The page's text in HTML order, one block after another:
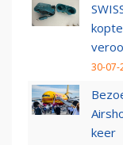
30-07-
keer